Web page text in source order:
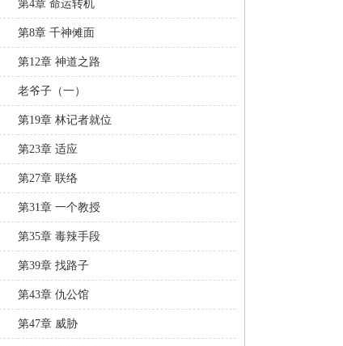
第4章 命运转机
第8章 千神傩面
第12章 神道之路
老爷子（一）
第19章 林记者就位
第23章 适应
第27章 联络
第31章 一个教授
第35章 毒辣手段
第39章 找路子
第43章 仇公馆
第47章 威胁